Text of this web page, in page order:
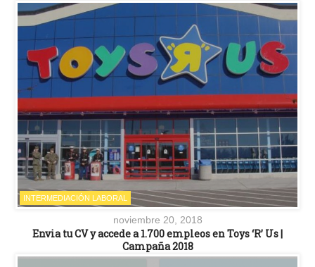
INTERMEDIACIÓN LABORAL
noviembre 20, 2018
Envia tu CV y accede a 1.700 empleos en Toys ‘R’ Us |
Campaña 2018